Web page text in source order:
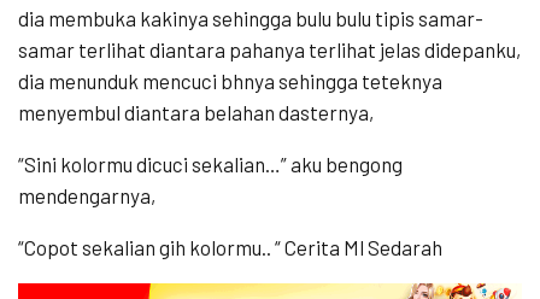
dia membuka kakinya sehingga bulu bulu tipis samar-
samar terlihat diantara pahanya terlihat jelas didepanku,
dia menunduk mencuci bhnya sehingga teteknya
menyembul diantara belahan dasternya,
“Sini kolormu dicuci sekalian…” aku bengong
mendengarnya,
“Copot sekalian gih kolormu.. “ Cerita Ml Sedarah